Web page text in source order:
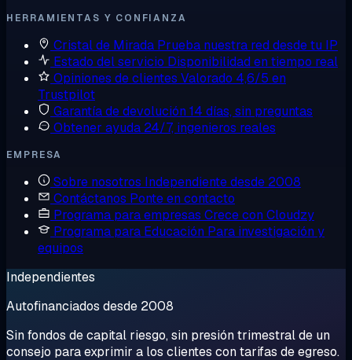
HERRAMIENTAS Y CONFIANZA
Cristal de Mirada Prueba nuestra red desde tu IP
Estado del servicio Disponibilidad en tiempo real
Opiniones de clientes Valorado 4,6/5 en
Trustpilot
Garantía de devolución 14 días, sin preguntas
Obtener ayuda 24/7, ingenieros reales
EMPRESA
Sobre nosotros Independiente desde 2008
Contáctanos Ponte en contacto
Programa para empresas Crece con Cloudzy
Programa para Educación Para investigación y
equipos
Independientes
Autofinanciados desde 2008
Sin fondos de capital riesgo, sin presión trimestral de un
consejo para exprimir a los clientes con tarifas de egreso.